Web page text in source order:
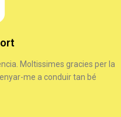
Moltissimes gracies per la
me a conduir tan bé